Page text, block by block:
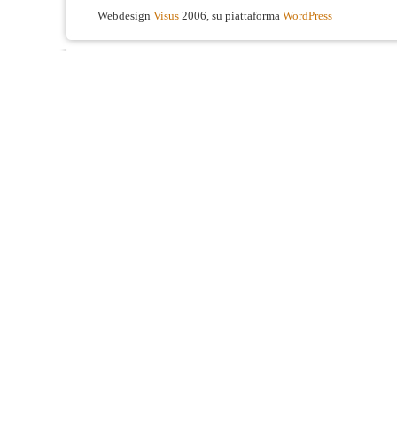
Webdesign Visus 2006, su piattaforma WordPress